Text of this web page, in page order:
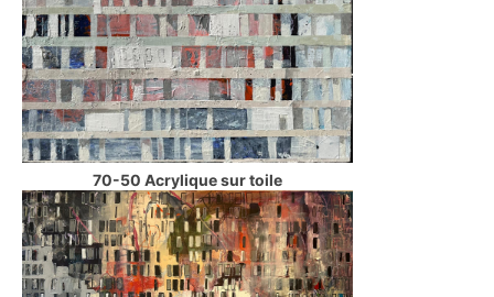
70-50 Acrylique sur toile